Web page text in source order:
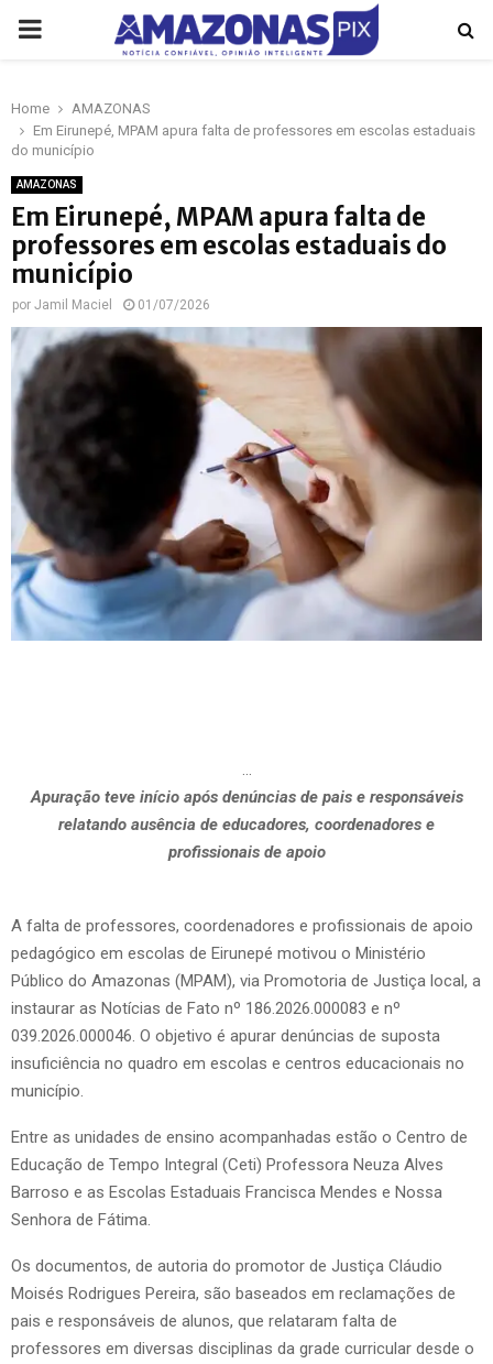
PRIMARY
Home
AMAZONAS
Em Eirunepé, MPAM apura falta de professores em escolas estaduais
do município
AMAZONAS
Em Eirunepé, MPAM apura falta de
professores em escolas estaduais do
município
por Jamil Maciel 01/07/2026
…
Apuração teve início após denúncias de pais e responsáveis
relatando ausência de educadores, coordenadores e
profissionais de apoio
A falta de professores, coordenadores e profissionais de apoio
pedagógico em escolas de Eirunepé motivou o Ministério
Público do Amazonas (MPAM), via Promotoria de Justiça local, a
instaurar as Notícias de Fato nº 186.2026.000083 e nº
039.2026.000046. O objetivo é apurar denúncias de suposta
insuficiência no quadro em escolas e centros educacionais no
município.
Entre as unidades de ensino acompanhadas estão o Centro de
Educação de Tempo Integral (Ceti) Professora Neuza Alves
Barroso e as Escolas Estaduais Francisca Mendes e Nossa
Senhora de Fátima.
Os documentos, de autoria do promotor de Justiça Cláudio
Moisés Rodrigues Pereira, são baseados em reclamações de
pais e responsáveis de alunos, que relataram falta de
professores em diversas disciplinas da grade curricular desde o